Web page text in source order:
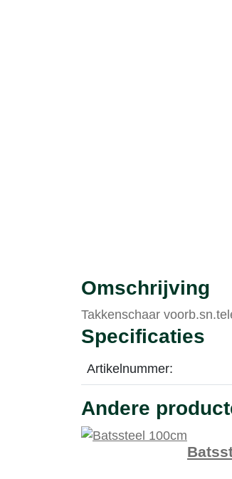
Omschrijving
Takkenschaar
Specificaties
Artikelnummer:
Andere